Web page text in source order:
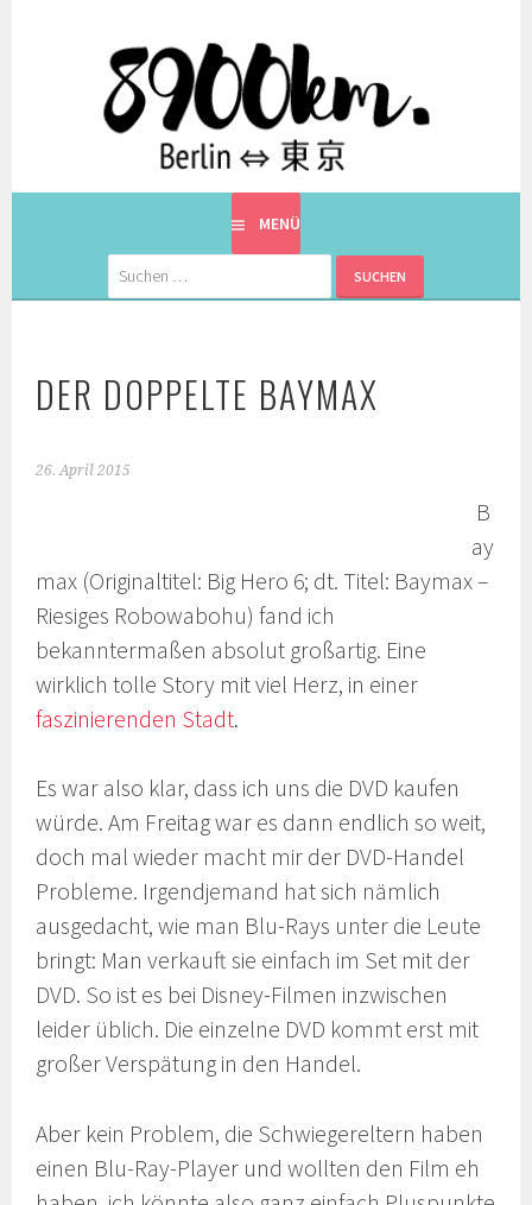
8900KM. BERLIN ⇔ 東京
EINE BERLINERIN IN JAPAN. MIT EINEM JAPANER.
MENÜ
Suchen
nach:
DER DOPPELTE BAYMAX
26. April 2015
B
ay
max (Originaltitel: Big Hero 6; dt. Titel: Baymax –
Riesiges Robowabohu) fand ich
bekanntermaßen absolut großartig. Eine
wirklich tolle Story mit viel Herz, in einer
faszinierenden Stadt.
Es war also klar, dass ich uns die DVD kaufen
würde. Am Freitag war es dann endlich so weit,
doch mal wieder macht mir der DVD-Handel
Probleme. Irgendjemand hat sich nämlich
ausgedacht, wie man Blu-Rays unter die Leute
bringt: Man verkauft sie einfach im Set mit der
DVD. So ist es bei Disney-Filmen inzwischen
leider üblich. Die einzelne DVD kommt erst mit
großer Verspätung in den Handel.
Aber kein Problem, die Schwiegereltern haben
einen Blu-Ray-Player und wollten den Film eh